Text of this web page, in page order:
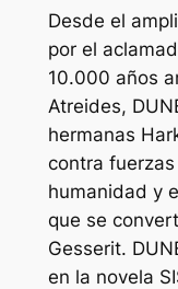
Desde el
por el
10.000 años
Atreides,
hermanas
contra
humanidad y
que se
Gesserit.
en la novela